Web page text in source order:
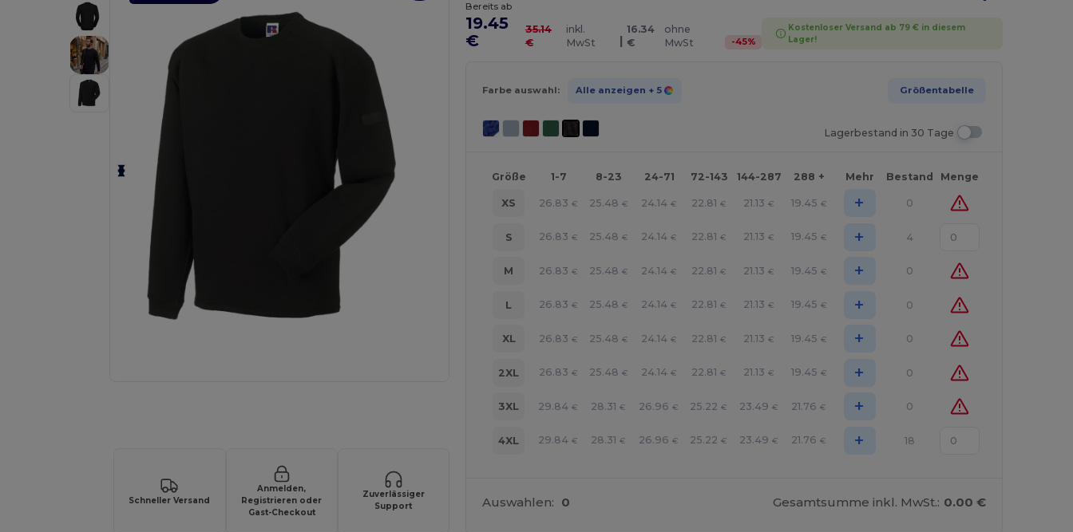
Schneller Versand
Anmelden,
Registrieren oder
Gast-Checkout
Zuverlässiger
Support
Bereits ab
19.45
€
35.14
€
inkl.
MwSt
|
16.34
€
ohne
MwSt
-45%
Kostenloser Versand ab 79 € in diesem
Lager!
Farbe auswahl: Alle anzeigen + 5 Größentabelle
Lagerbestand in 30 Tage
Größe 1-7 8-23 24-71 72-143 144-287 288 + Mehr Bestand Menge
XS 26.83 € 25.48 € 24.14 € 22.81 € 21.13 € 19.45 € + 0
S 26.83 € 25.48 € 24.14 € 22.81 € 21.13 € 19.45 € + 4
M 26.83 € 25.48 € 24.14 € 22.81 € 21.13 € 19.45 € + 0
L 26.83 € 25.48 € 24.14 € 22.81 € 21.13 € 19.45 € + 0
XL 26.83 € 25.48 € 24.14 € 22.81 € 21.13 € 19.45 € + 0
2XL 26.83 € 25.48 € 24.14 € 22.81 € 21.13 € 19.45 € + 0
3XL 29.84 € 28.31 € 26.96 € 25.22 € 23.49 € 21.76 € + 0
4XL 29.84 € 28.31 € 26.96 € 25.22 € 23.49 € 21.76 € + 18
Auswahlen: 0 Gesamtsumme inkl. MwSt.: 0.00 €